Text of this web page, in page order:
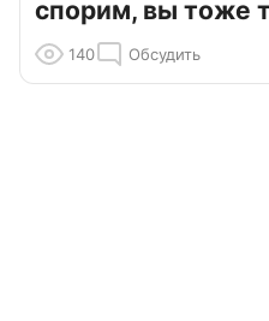
спорим, вы тоже
140 Обсудить